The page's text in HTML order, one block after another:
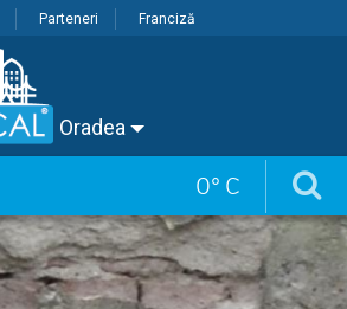
Parteneri Franciză
Oradea
0° C